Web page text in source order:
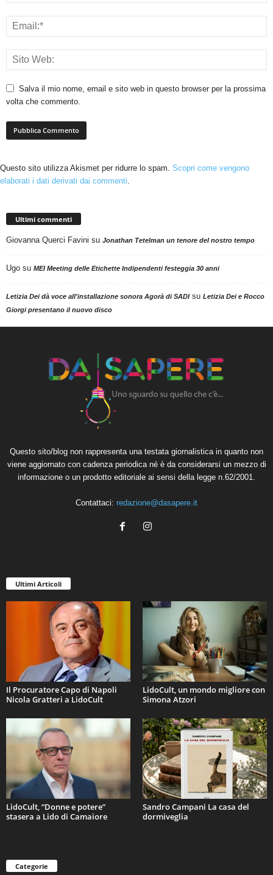
Salva il mio nome, email e sito web in questo browser per la prossima
volta che commento.
Questo sito utilizza Akismet per ridurre lo spam. Scopri come vengono
elaborati i dati derivati dai commenti.
Ultimi commenti
Giovanna Querci Favini su Jonathan Tetelman un tenore del nostro tempo
Ugo su MEI Meeting delle Etichette Indipendenti festeggia 30 anni
Letizia Dei dà voce all'installazione sonora Agorà di SADIsu Letizia Dei e Rocco
Giorgi presentano il nuovo disco
Questo sito/blog non rappresenta una testata giornalistica in quanto non
viene aggiornato con cadenza periodica né è da considerarsi un mezzo di
informazione o un prodotto editoriale ai sensi della legge n.62/2001.
Contattaci: redazione@dasapere.it
Ultimi Articoli
Il Procuratore Capo di Napoli
Nicola Gratteri a LidoCult
LidoCult, un mondo migliore con
Simona Atzori
LidoCult, “Donne e potere”
stasera a Lido di Camaiore
Sandro Campani La casa del
dormiveglia
Categorie